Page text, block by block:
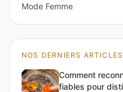
Mode Femme
NOS DERNIERS ARTICLES
Comment
fiables pour